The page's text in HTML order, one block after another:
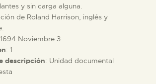
y sin carga alguna.
de Roland Harrison, inglés y
: 1
descripción: Unidad documental